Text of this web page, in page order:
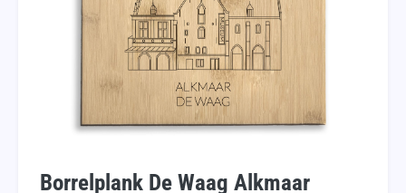
Borrelplank De Waag Alkmaar